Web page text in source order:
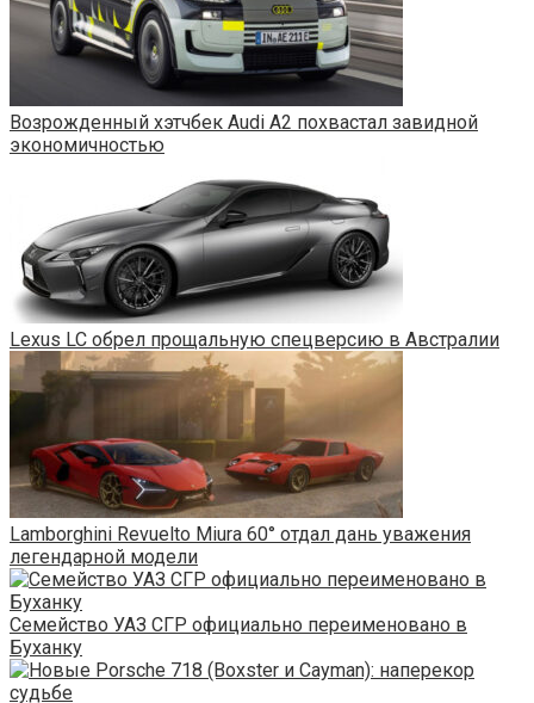
Возрожденный хэтчбек Audi A2 похвастал завидной
экономичностью
Lexus LC обрел прощальную спецверсию в Австралии
Lamborghini Revuelto Miura 60° отдал дань уважения
легендарной модели
Семейство УАЗ СГР официально переименовано в
Буханку